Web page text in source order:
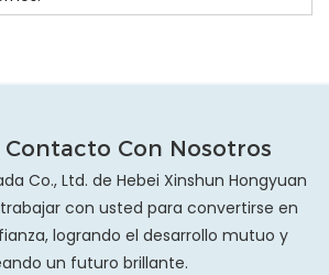
Contacto Con Nosotros
Co., Ltd. de Hebei Xinshun Hongyuan
con usted para convertirse en
logrando el desarrollo mutuo y
un futuro brillante.